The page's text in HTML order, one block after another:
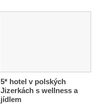
5* hotel v polských
Jizerkách s wellness a
jídlem